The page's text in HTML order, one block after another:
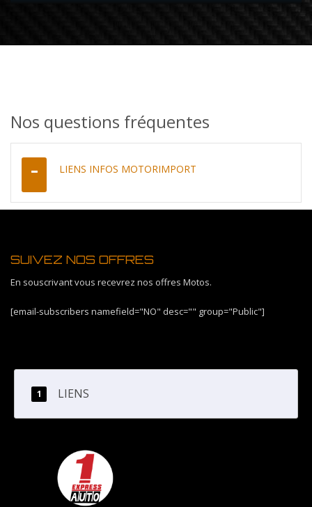
Nos questions fréquentes
LIENS INFOS MOTORIMPORT
SUIVEZ NOS OFFRES
En souscrivant vous recevrez nos offres Motos.
[email-subscribers namefield="NO" desc="" group="Public"]
LIENS